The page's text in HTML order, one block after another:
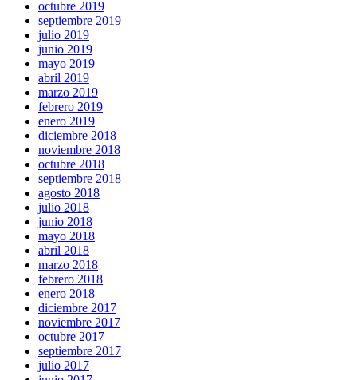
octubre 2019
septiembre 2019
julio 2019
junio 2019
mayo 2019
abril 2019
marzo 2019
febrero 2019
enero 2019
diciembre 2018
noviembre 2018
octubre 2018
septiembre 2018
agosto 2018
julio 2018
junio 2018
mayo 2018
abril 2018
marzo 2018
febrero 2018
enero 2018
diciembre 2017
noviembre 2017
octubre 2017
septiembre 2017
julio 2017